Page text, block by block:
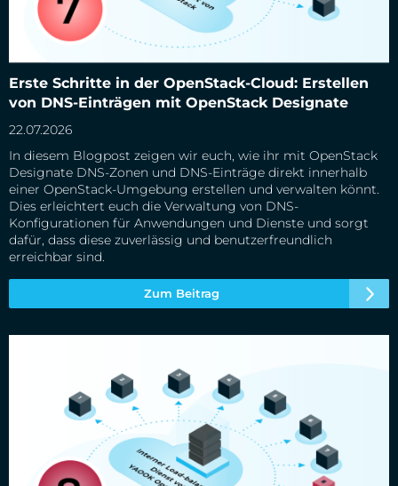
Erste Schritte in der OpenStack-Cloud: Erstellen
von DNS-Einträgen mit OpenStack Designate
22.07.2026
In diesem Blogpost zeigen wir euch, wie ihr mit OpenStack
Designate DNS-Zonen und DNS-Einträge direkt innerhalb
einer OpenStack-Umgebung erstellen und verwalten könnt.
Dies erleichtert euch die Verwaltung von DNS-
Konfigurationen für Anwendungen und Dienste und sorgt
dafür, dass diese zuverlässig und benutzerfreundlich
erreichbar sind.
Zum Beitrag
Einträgen mit OpenStack Designate